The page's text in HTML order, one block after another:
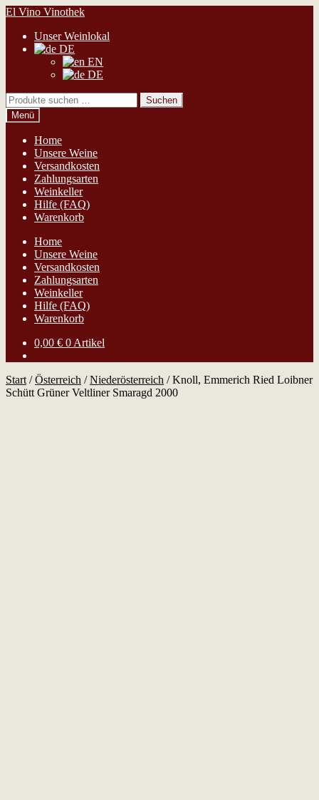
Zur
springen
Zum
springen
El Vino Vinothek
Unser Weinlokal
DE
EN
DE
Suchen
nach:
Suchen
Menü
Home
Unsere Weine
Versandkosten
Zahlungsarten
Weinkeller
Hilfe (FAQ)
Warenkorb
Home
Unsere Weine
Versandkosten
Zahlungsarten
Weinkeller
Hilfe (FAQ)
Warenkorb
0,00 € 0 Artikel
Start /Österreich /Niederösterreich /Knoll, Emmerich Ried Loibner
Schütt Grüner Veltliner Smaragd 2000